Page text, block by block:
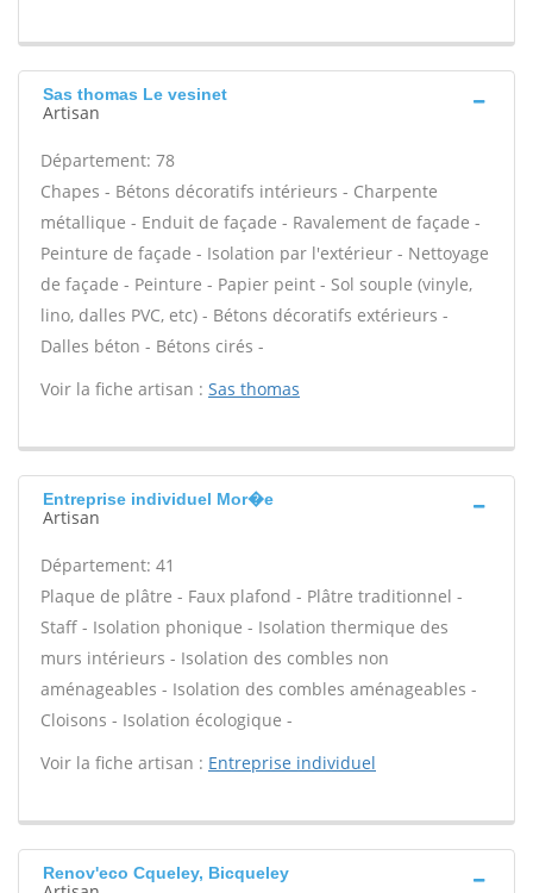
Sas thomas Le vesinet
Artisan
Département: 78
Chapes - Bétons décoratifs intérieurs - Charpente
métallique - Enduit de façade - Ravalement de façade -
Peinture de façade - Isolation par l'extérieur - Nettoyage
de façade - Peinture - Papier peint - Sol souple (vinyle,
lino, dalles PVC, etc) - Bétons décoratifs extérieurs -
Dalles béton - Bétons cirés -
Voir la fiche artisan : Sas thomas
Entreprise individuel Mor�e
Artisan
Département: 41
Plaque de plâtre - Faux plafond - Plâtre traditionnel -
Staff - Isolation phonique - Isolation thermique des
murs intérieurs - Isolation des combles non
aménageables - Isolation des combles aménageables -
Cloisons - Isolation écologique -
Voir la fiche artisan : Entreprise individuel
Renov'eco Cqueley, Bicqueley